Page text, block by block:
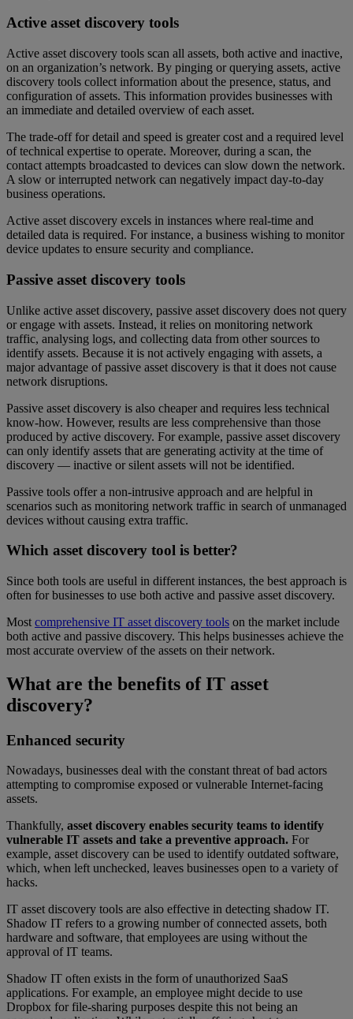
Active asset discovery tools
Active asset discovery tools scan all assets, both active and inactive,
on an organization’s network. By pinging or querying assets, active
discovery tools collect information about the presence, status, and
configuration of assets. This information provides businesses with
an immediate and detailed overview of each asset.
The trade-off for detail and speed is greater cost and a required level
of technical expertise to operate. Moreover, during a scan, the
contact attempts broadcasted to devices can slow down the network.
A slow or interrupted network can negatively impact day-to-day
business operations.
Active asset discovery excels in instances where real-time and
detailed data is required. For instance, a business wishing to monitor
device updates to ensure security and compliance.
Passive asset discovery tools
Unlike active asset discovery, passive asset discovery does not query
or engage with assets. Instead, it relies on monitoring network
traffic, analysing logs, and collecting data from other sources to
identify assets. Because it is not actively engaging with assets, a
major advantage of passive asset discovery is that it does not cause
network disruptions.
Passive asset discovery is also cheaper and requires less technical
know-how. However, results are less comprehensive than those
produced by active discovery. For example, passive asset discovery
can only identify assets that are generating activity at the time of
discovery — inactive or silent assets will not be identified.
Passive tools offer a non-intrusive approach and are helpful in
scenarios such as monitoring network traffic in search of unmanaged
devices without causing extra traffic.
Which asset discovery tool is better?
Since both tools are useful in different instances, the best approach is
often for businesses to use both active and passive asset discovery.
Most comprehensive IT asset discovery tools on the market include
both active and passive discovery. This helps businesses achieve the
most accurate overview of the assets on their network.
What are the benefits of IT asset
discovery?
Enhanced security
Nowadays, businesses deal with the constant threat of bad actors
attempting to compromise exposed or vulnerable Internet-facing
assets.
Thankfully, asset discovery enables security teams to identify
vulnerable IT assets and take a preventive approach. For
example, asset discovery can be used to identify outdated software,
which, when left unchecked, leaves businesses open to a variety of
hacks.
IT asset discovery tools are also effective in detecting shadow IT.
Shadow IT refers to a growing number of connected assets, both
hardware and software, that employees are using without the
approval of IT teams.
Shadow IT often exists in the form of unauthorized SaaS
applications. For example, an employee might decide to use
Dropbox for file-sharing purposes despite this not being an